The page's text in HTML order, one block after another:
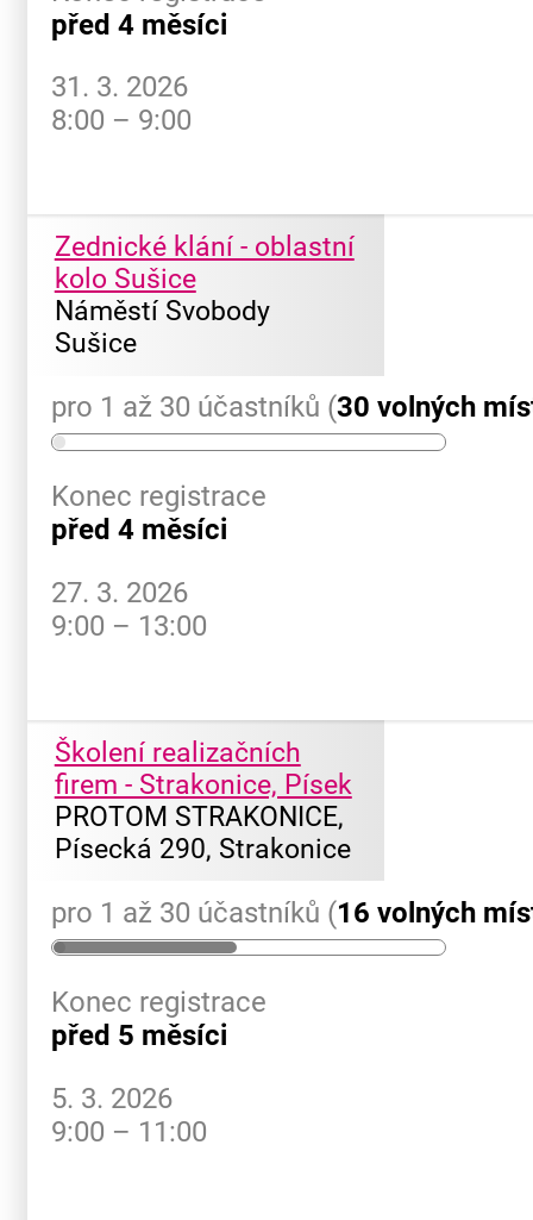
před 4 měsíci
31. 3. 2026
8:00 – 9:00
Zednické klání - oblastní
kolo Sušice
Náměstí Svobody
Sušice
pro 1 až 30 účastníků (30 volných
Konec registrace
před 4 měsíci
27. 3. 2026
9:00 – 13:00
Školení realizačních
firem - Strakonice, Písek
PROTOM STRAKONICE,
Písecká 290, Strakonice
pro 1 až 30 účastníků (16 volných
Konec registrace
před 5 měsíci
5. 3. 2026
9:00 – 11:00